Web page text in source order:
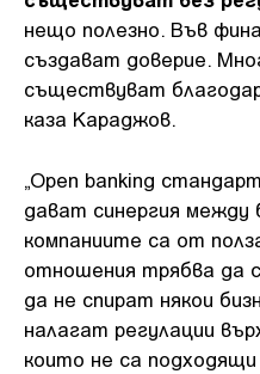
нещо полезно. Във
създават доверие.
съществуват
каза Караджов.
„Open banking
дават синергия
компаниите са от
отношения трябва да
да не спират някои
налагат регулации
които не са подходящи